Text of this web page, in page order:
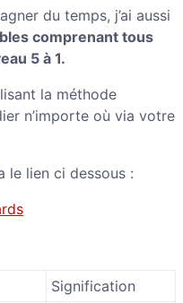
du temps, j’ai aussi
comprenant tous
5 à 1.
la méthode
n’importe où via votre
le lien ci dessous :
Signification